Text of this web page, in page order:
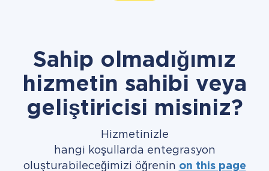
Sahip olmadığımız
hizmetin sahibi veya
geliştiricisi misiniz?
Hizmetinizle
hangi koşullarda entegrasyon
oluşturabileceğimizi öğrenin on this page